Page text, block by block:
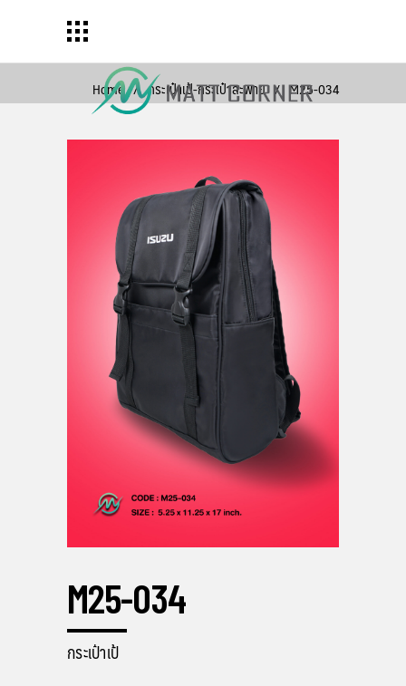
Home / กระเป๋าเป้-กระเป๋าสะพาย / M25-034
M25-034
กระเป๋าเป้